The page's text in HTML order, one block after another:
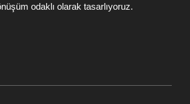
odaklı olarak tasarlıyoruz.